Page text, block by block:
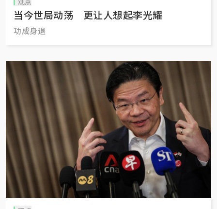
当今世局动荡 更让人想起李光耀
功成身退